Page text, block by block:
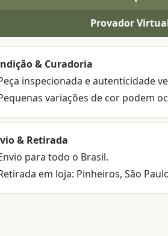
Provador
& Curadoria
inspecionada e autenticidade
variações de cor podem
& Retirada
para todo o Brasil.
em loja: Pinheiros, São